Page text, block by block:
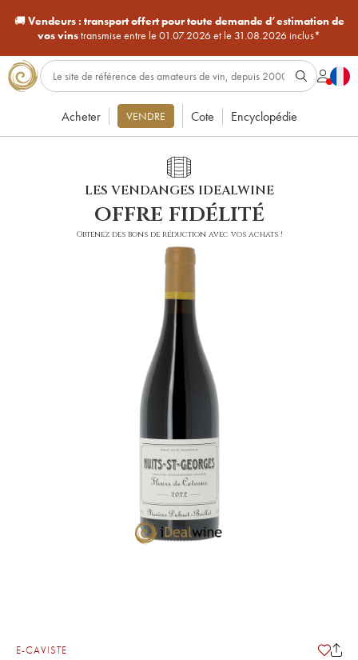
🚚Vendeurs : transport offert pour toute demande d’estimation de
vos vinstransmise entre le 01.07.2026 et le 31.08.2026 inclus*
Acheter VENDRE Cote Encyclopédie
LES VENDANGES IDEALWINE
offre fidélité
Obtenez des bons de réduction avec vos achats !
E-CAVISTE